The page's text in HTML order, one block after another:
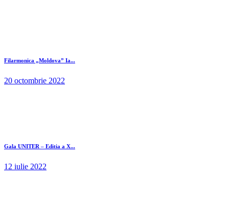
Filarmonica „Moldova” Ia...
20 octombrie 2022
Gala UNITER – Editia a X...
12 iulie 2022